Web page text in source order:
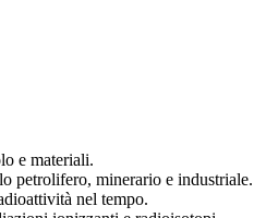
e materiali.
petrolifero, minerario e industriale.
nel tempo.